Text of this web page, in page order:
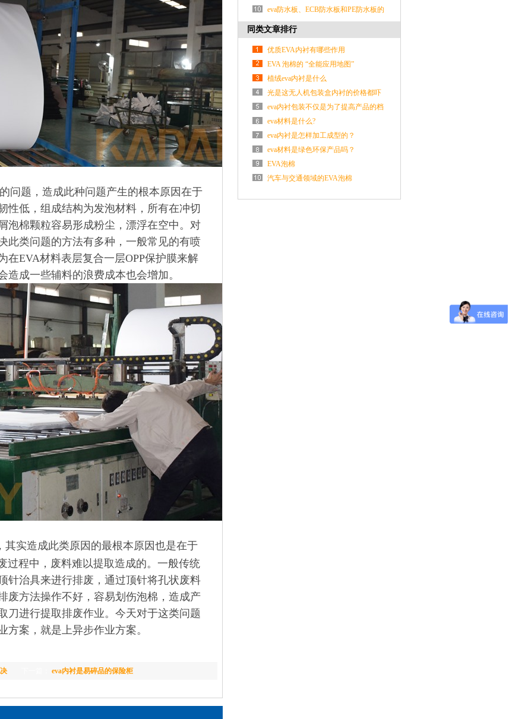
的问题，造成此种问题产生的根本原因在于
性低，组成结构为发泡材料，所有在冲切
泡棉颗粒容易形成粉尘，漂浮在空中。对
此类问题的方法有多种，一般常见的有喷
在EVA材料表层复合一层OPP保护膜来解
成一些辅料的浪费成本也会增加。
其实造成此类原因的最根本原因也是在于
过程中，废料难以提取造成的。一般传统
针治具来进行排废，通过顶针将孔状废料
废方法操作不好，容易划伤泡棉，造成产
刀进行提取排废作业。今天对于这类问题
方案，就是上异步作业方案。
eva内衬是易碎品的保险柜
eva防水板、ECB防水板和PE防水板的
性能区分
同类文章排行
优质EVA内衬有哪些作用
EVA 泡棉的 “全能应用地图”
植绒eva内衬是什么
光是这无人机包装盒内衬的价格都吓
到我了
eva内衬包装不仅是为了提高产品的档
次
eva材料是什么?
eva内衬是怎样加工成型的？
eva材料是绿色环保产品吗？
EVA泡棉
汽车与交通领域的EVA泡棉